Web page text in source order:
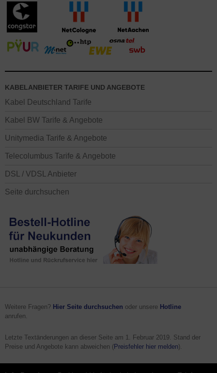
KABELANBIETER TARIFE UND ANGEBOTE
Kabel Deutschland Tarife
Kabel BW Tarife & Angebote
Unitymedia Tarife & Angebote
Telecolumbus Tarife & Angebote
DSL / VDSL Anbieter
Seite durchsuchen
Weitere Fragen? Hier Seite durchsuchen oder unsere Hotline
anrufen.
Letzte Textänderungen an dieser Seite am 1. Februar 2019. Stand der
Preise und Angebote kann abweichen (Preisfehler hier melden).